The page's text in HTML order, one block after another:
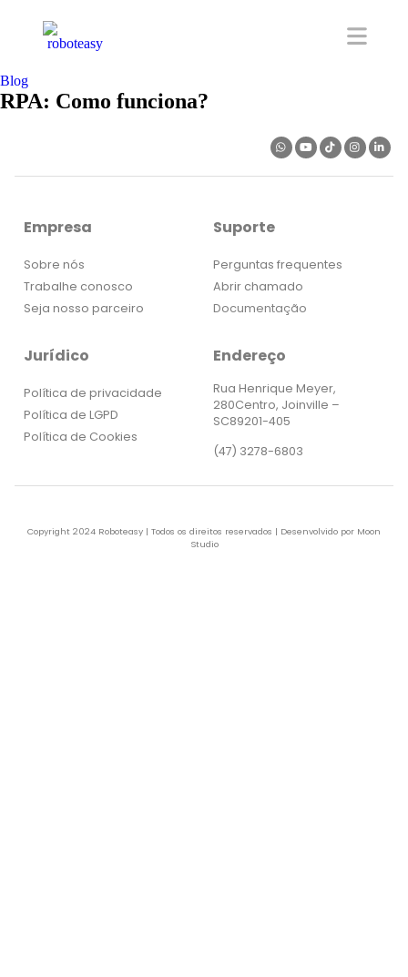
Blog
RPA: Como funciona?
Empresa
Sobre nós
Trabalhe conosco
Seja nosso parceiro
Suporte
Perguntas frequentes
Abrir chamado
Documentação
Jurídico
Política de privacidade
Política de LGPD
Política de Cookies
Endereço
Rua Henrique Meyer,
280Centro, Joinville –
SC89201-405
(47) 3278-6803
Copyright 2024 Roboteasy | Todos os direitos reservados | Desenvolvido por Moon
Studio